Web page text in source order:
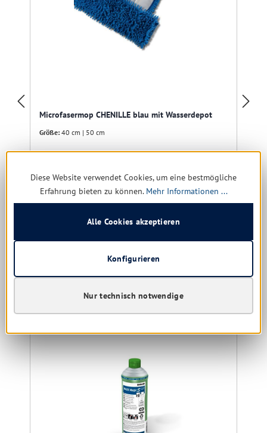
Microfasermop CHENILLE blau mit Wasserdepot
Größe: 40 cm | 50 cm
Details
Kunden haben sich ebenfalls angesehen
Diese Website verwendet Cookies, um eine bestmögliche
Erfahrung bieten zu können. Mehr Informationen ...
Nur technisch notwendige
Konfigurieren
Alle Cookies akzeptieren